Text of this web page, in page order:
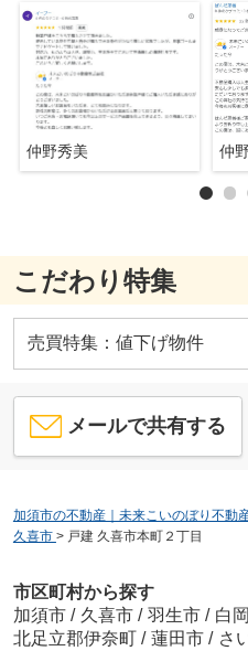
仲野秀美 仲
こだわり特集
売買特集：値下げ物件
メールで共有する
加須市の不動産｜未来こいのぼり不動
久喜市 > 戸建 久喜市本町２丁目
市区町村から探す
加須市 / 久喜市 / 羽生市 / 白
北足立郡伊奈町 / 蓮田市 / さ